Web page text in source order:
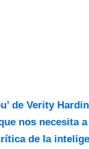
de Verity
nos necesita
de la